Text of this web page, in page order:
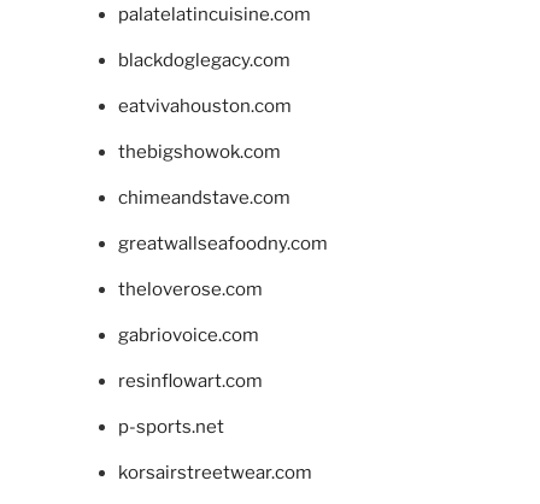
palatelatincuisine.com
blackdoglegacy.com
eatvivahouston.com
thebigshowok.com
chimeandstave.com
greatwallseafoodny.com
theloverose.com
gabriovoice.com
resinflowart.com
p-sports.net
korsairstreetwear.com